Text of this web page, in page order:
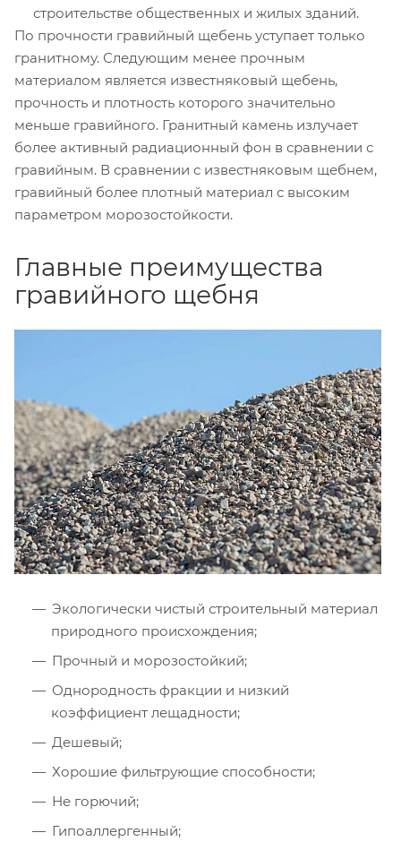
строительстве общественных и жилых зданий.
По прочности гравийный щебень уступает только
гранитному. Следующим менее прочным
материалом является известняковый щебень,
прочность и плотность которого значительно
меньше гравийного. Гранитный камень излучает
более активный радиационный фон в сравнении с
гравийным. В сравнении с известняковым щебнем,
гравийный более плотный материал с высоким
параметром морозостойкости.
Главные преимущества
гравийного щебня
Экологически чистый строительный материал
природного происхождения;
Прочный и морозостойкий;
Однородность фракции и низкий
коэффициент лещадности;
Дешевый;
Хорошие фильтрующие способности;
Не горючий;
Гипоаллергенный;